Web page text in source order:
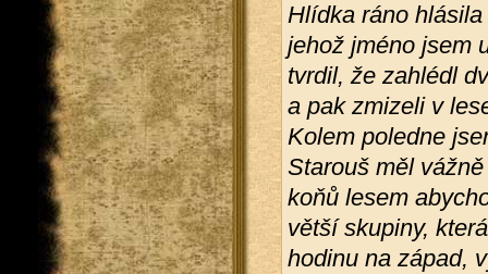
Hlídka ráno
jehož jméno jsem
tvrdil, že zahlédl
a pak zmizeli v
Kolem poledne
Starouš měl
koňů lesem
větší skupiny,
hodinu na západ,